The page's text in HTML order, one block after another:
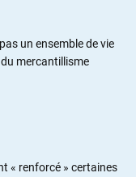
un ensemble de vie
du mercantillisme
« renforcé » certaines